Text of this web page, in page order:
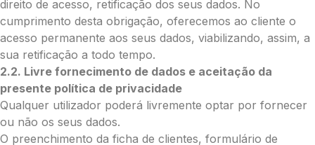
Enviar Flores (Paypal)
Envie Flores
Orlando Marcelo da Costa Lopes
Neste formulário, a nossa equipa entrará
em contacto para encontrar a melhor
forma de pagamento.
direito de acesso, retificação dos seus dados. No
cumprimento desta obrigação, oferecemos ao cliente o
acesso permanente aos seus dados, viabilizando, assim, a
sua retificação a todo tempo.
2.2. Livre fornecimento de dados e aceitação da
presente política de privacidade
Qualquer utilizador poderá livremente optar por fornecer
ou não os seus dados.
O preenchimento da ficha de clientes, formulário de